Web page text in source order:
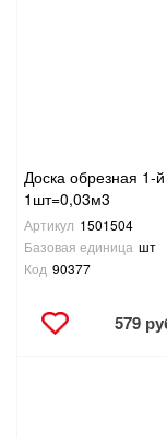
Доска обрезная
1шт=0,03м3
Артикул 1501504
Базовая единица шт
Код 90377
579